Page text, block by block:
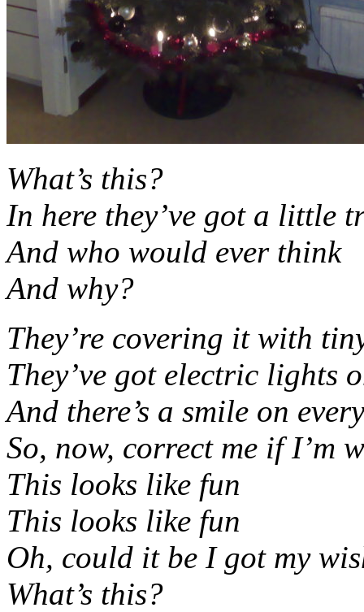
What’s this?
In here they’ve got a little
And who would ever think
And why?
They’re covering it with
They’ve got electric lights
And there’s a smile on
So, now, correct me if I’m
This looks like fun
This looks like fun
Oh, could it be I got my
What’s this?